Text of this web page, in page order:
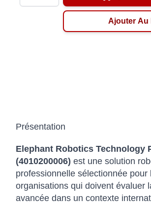
Ajouter Au
Présentation
Elephant Robotics Technology
(4010200006) est une solution
professionnelle sélectionnée pour
organisations qui doivent évaluer
avancée dans un contexte